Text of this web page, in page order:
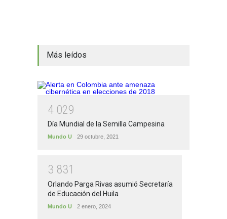
Más leídos
4 029
Día Mundial de la Semilla Campesina
Mundo U 29 octubre, 2021
3 831
Orlando Parga Rivas asumió Secretaría
de Educación del Huila
Mundo U 2 enero, 2024